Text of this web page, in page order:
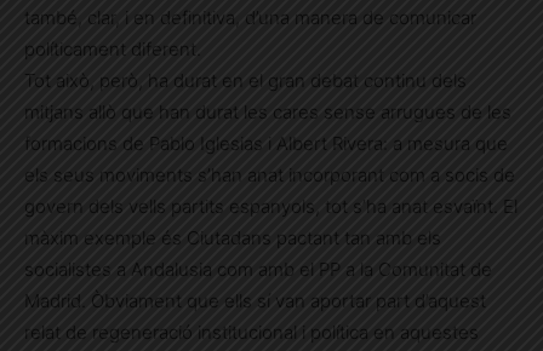
també, clar, i en definitiva, d’una manera de comunicar
políticament diferent.
Tot això, però, ha durat en el gran debat continu dels
mitjans allò que han durat les cares sense arrugues de les
formacions de Pablo Iglesias i Albert Rivera: a mesura que
els seus moviments s’han anat incorporant com a socis de
govern dels vells partits espanyols, tot s’ha anat esvaïnt. El
màxim exemple és Ciutadans pactant tan amb els
socialistes a Andalusia com amb el PP a la Comunitat de
Madrid. Òbviament que ells sí van aportar part d’aquest
relat de regeneració institucional i política en aquestes